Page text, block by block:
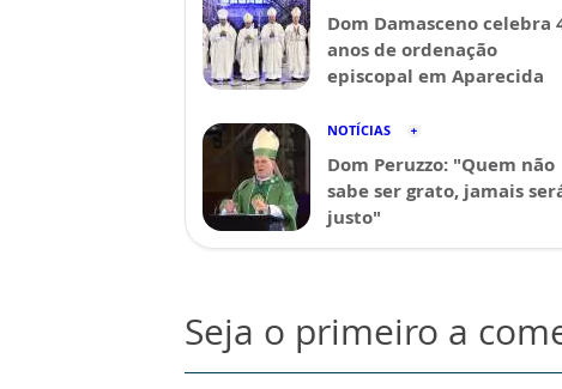
Dom Damasceno celebra
anos de ordenação
episcopal em Aparecida
NOTÍCIAS
Dom Peruzzo: "Quem não
sabe ser grato, jamais
justo"
Seja o primeiro a